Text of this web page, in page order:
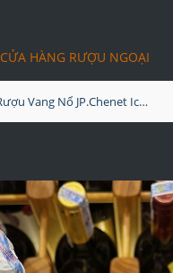
CỬA HÀNG RƯỢU NGOẠI
Rượu Vang Nổ JP.Chenet Ice Edition Trắng